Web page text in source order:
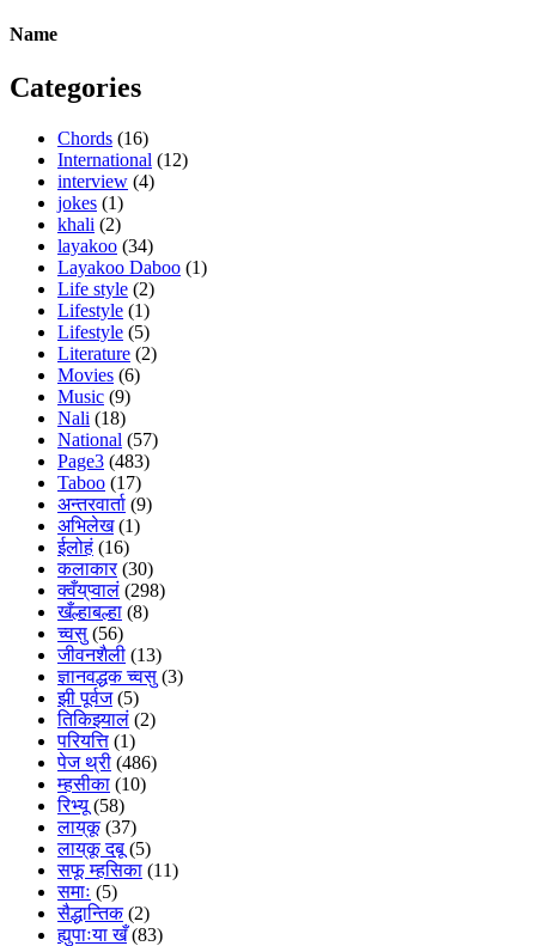
Name
Categories
Chords (16)
International (12)
interview (4)
jokes (1)
khali (2)
layakoo (34)
Layakoo Daboo (1)
Life style (2)
Lifestyle (1)
Lifestyle (5)
Literature (2)
Movies (6)
Music (9)
Nali (18)
National (57)
Page3 (483)
Taboo (17)
अन्तरवार्ता (9)
अभिलेख(1)
ईलोहं (16)
कलाकार(30)
क्वँय्‌प्वालं (298)
खँल्हाबल्हा (8)
च्वसु (56)
जीवनशैली (13)
ज्ञानवद्धक च्वसु (3)
झी पूर्वज(5)
तिकिझ्यालं (2)
परियत्ति (1)
पेज थ्री (486)
म्हसीका (10)
रिभ्यू (58)
लाय्‌कू(37)
लाय्‌कू दबू (5)
सफू म्हसिका (11)
समाः (5)
सैद्धान्तिक(2)
ह्युपाःया खँ(83)